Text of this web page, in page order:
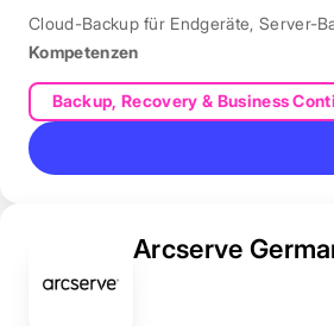
Cloud-Backup für Endgeräte, Server-
Kompetenzen
Backup, Recovery & Business
Arcserve